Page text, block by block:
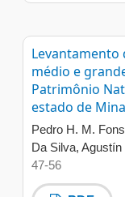
médio e
Patrimônio
estado de
Pedro H. M.
Da Silva,
47-56